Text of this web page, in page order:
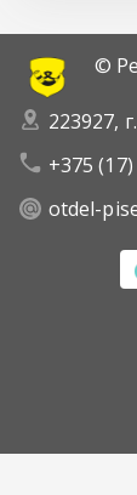
©
223927,
+375
otdel-